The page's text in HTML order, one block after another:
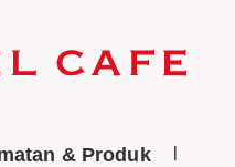
& Produk